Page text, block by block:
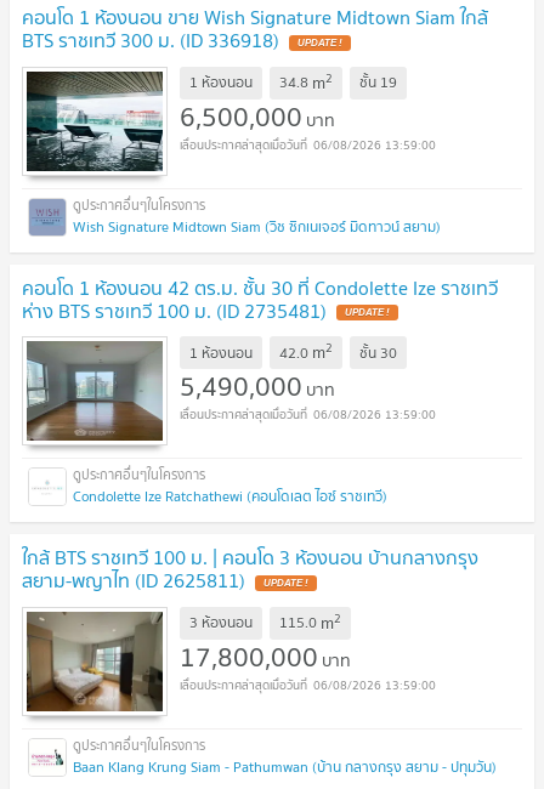
คอนโด 1 ห้องนอน ขาย Wish Signature Midtown Siam ใกล้
BTS ราชเทวี 300 ม. (ID 336918) UPDATE !
1 ห้องนอน 34.8 m2 ชั้น 19
6,500,000 บาท
06/08/2026 13:59:00
Wish Signature Midtown Siam (วิช ซิกเนเจอร์ มิดทาวน์ สยาม)
คอนโด 1 ห้องนอน 42 ตร.ม. ชั้น 30 ที่ Condolette Ize ราชเทวี
ห่าง BTS ราชเทวี 100 ม. (ID 2735481) UPDATE !
1 ห้องนอน 42.0 m2 ชั้น 30
5,490,000 บาท
06/08/2026 13:59:00
Condolette Ize Ratchathewi (คอนโดเลต ไอซ์ ราชเทวี)
ใกล้ BTS ราชเทวี 100 ม. | คอนโด 3 ห้องนอน บ้านกลางกรุง
สยาม-พญาไท (ID 2625811) UPDATE !
3 ห้องนอน 115.0 m2
17,800,000 บาท
06/08/2026 13:59:00
Baan Klang Krung Siam - Pathumwan (บ้าน กลางกรุง สยาม - ปทุมวัน)